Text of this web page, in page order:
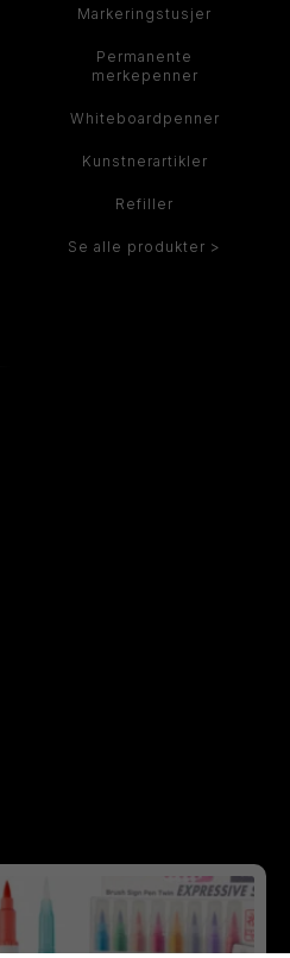
Markeringstusjer
Permanente
merkepenner
Whiteboardpenner
Kunstnerartikler
Refiller
Se alle produkter >